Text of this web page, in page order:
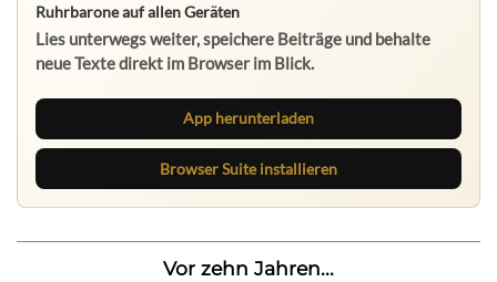
Ruhrbarone auf allen Geräten
Lies unterwegs weiter, speichere Beiträge und behalte
neue Texte direkt im Browser im Blick.
App herunterladen
Browser Suite installieren
Vor zehn Jahren...